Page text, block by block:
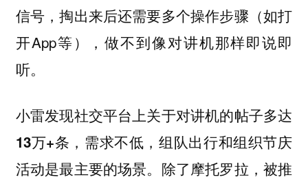
信号，掏出来后还需要多个操作步骤（如打
开App等），做不到像对讲机那样即说即
听。
小雷发现社交平台上关于对讲机的帖子多达
13万+条，需求不低，组队出行和组织节庆
活动是最主要的场景。除了摩托罗拉，被推